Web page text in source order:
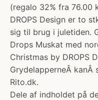
(regalo 32% fra 76.00
DROPS Design er to
sig til brug i juletiden.
Drops Muskat med
Christmas by DROPS
GrydelapperneÂ kanÂ
Rito.dk.
Dele af indholdet på